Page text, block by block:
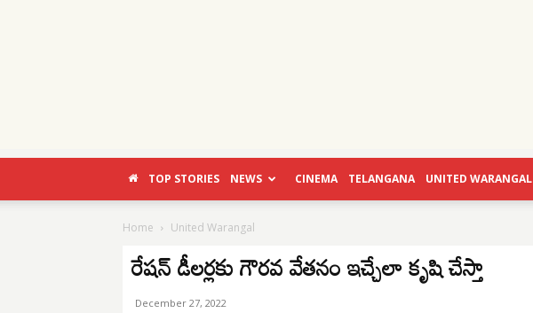
TOP STORIES NEWS CINEMA TELANGANA UNITED WARANGAL
Home United Warangal
రేషన్ డీలర్లకు గౌరవ వేతనం ఇచ్చేలా కృషి చేస్తా
December 27, 2022